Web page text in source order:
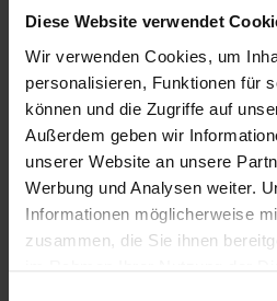
Diese Website verwendet
Wir verwenden Cookies, um
personalisieren, Funktionen für
können und die Zugriffe auf
Außerdem geben wir
unserer Website an unsere
Werbung und Analysen weiter.
Informationen möglicherweise
zusammen, die Sie ihnen
Weitere interessante
Schichtleiter im Bereich
Vollzeit